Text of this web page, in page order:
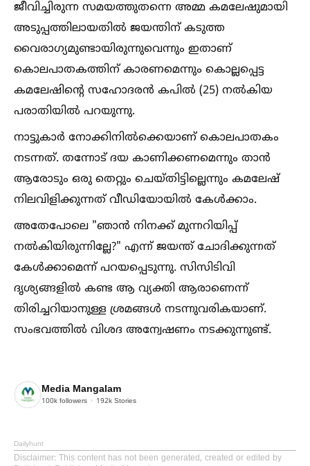
ജീവിച്ചിരുന്ന സമയത്തുതന്നെ അമ്മ കമലേഷുമായി
അടുപ്പത്തിലായതില്‍ ജയന്തിന് കടുത്ത
വൈരാഗ്യമുണ്ടായിരുന്നുവെന്നും ഇതാണ്
കൊലപാതകത്തിന് കാരണമെന്നും കൊല്ലപ്പെട്ട
കമലേഷിന്‍റെ സഹോദരൻ കപില്‍ (25) നല്‍കിയ
പരാതിയില്‍ പറയുന്നു.
നാട്ടുകാർ നോക്കിനില്‍ക്കെയാണ് കൊലപാതകം
നടന്നത്. തന്നോട് ദയ കാണിക്കണമെന്നും താൻ
ആരോടും ഒരു തെറ്റും ചെയ്തിട്ടില്ലെന്നും കമലേഷ്
നിലവിളിക്കുന്നത് വീഡിയോയില്‍ കേള്‍ക്കാം.
അതേപോലെ "ഞാൻ നിനക്ക് മുന്നറിയിപ്പ്
നല്‍കിയിരുന്നില്ലേ?" എന്ന് ജയന്ത് ചോദിക്കുന്നത്
കേള്‍ക്കാമെന്ന് പറയപ്പെടുന്നു. സിസിടിവി
ദൃശ്യങ്ങളില്‍ കണ്ട ആ വ്യക്തി ആരാണെന്ന്
തിരിച്ചറിയാനുള്ള ശ്രമങ്ങള്‍ നടന്നുവരികയാണ്.
സംഭവത്തില്‍ വിശദ അന്വേഷണം നടക്കുന്നുണ്ട്.
Media Mangalam
100k followers 192k Stories
Dailyhunt
Disclaimer: This content has not been generated, created or edited by